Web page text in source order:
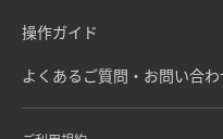
操作ガイド
よくあるご質問・お問い合わ